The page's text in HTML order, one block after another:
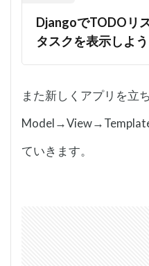
DjangoでTODOリ
タスクを表示しよう
また新しくアプリを立
ていきます。